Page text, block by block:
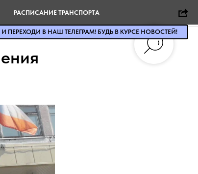
РАСПИСАНИЕ ТРАНСПОРТА
В НАШ ТЕЛЕГРАМ! БУДЬ В КУРСЕ НОВОСТЕЙ!